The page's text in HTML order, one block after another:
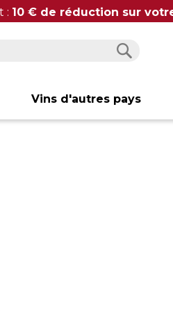
: 10 € de réduction sur
Vins d'autres pays